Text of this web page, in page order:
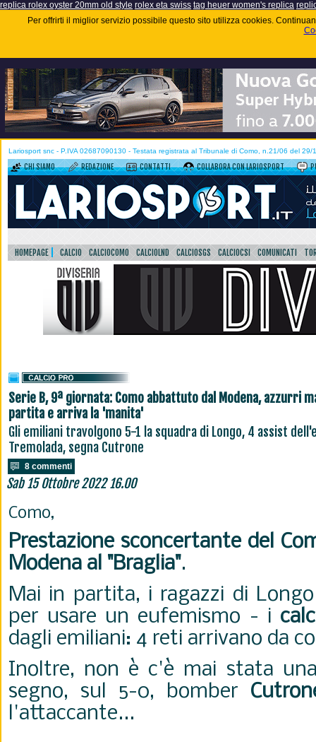
replica rolex oyster 20mm old style rolex eta swiss tag heuer women's replica
Per offrirti il miglior servizio possibile questo sito utilizza cookies.
Lariosport snc - P.IVA 02687090130 - Testata registrata al Tribunale di Como, n.21/06 del 29/
CHI SIAMO REDAZIONE CONTATTI COLLABORA CON LARIOSPORT
HOMEPAGE CALCIO CALCIOCOMO CALCIOLND CALCIOSGS CALCIOCSI COMUNICATI
Serie B, 9ª giornata: Como abbattuto dal Modena, azzurri
partita e arriva la 'manita'
Gli emiliani travolgono 5-1 la squadra di Longo, 4 assist
Tremolada, segna Cutrone
8 commenti
Sab 15 Ottobre 2022 16.00
Como,
Prestazione sconcertante del
Modena al "Braglia".
Mai in partita, i ragazzi di
per usare un eufemismo - i
dagli emiliani: 4 reti arrivano da
Inoltre, non è c'è mai stata
segno, sul 5-0, bomber
l'attaccante...